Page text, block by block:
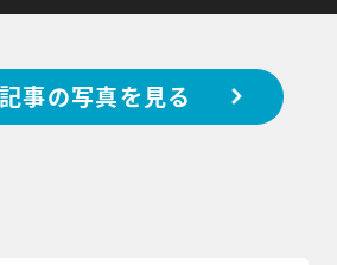
事の写真を見る